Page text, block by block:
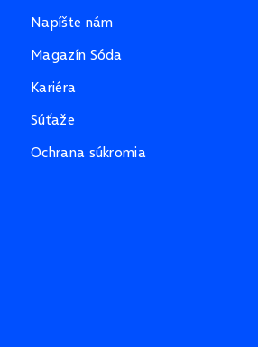
Napíšte nám
Magazín Sóda
Kariéra
Súťaže
Ochrana súkromia